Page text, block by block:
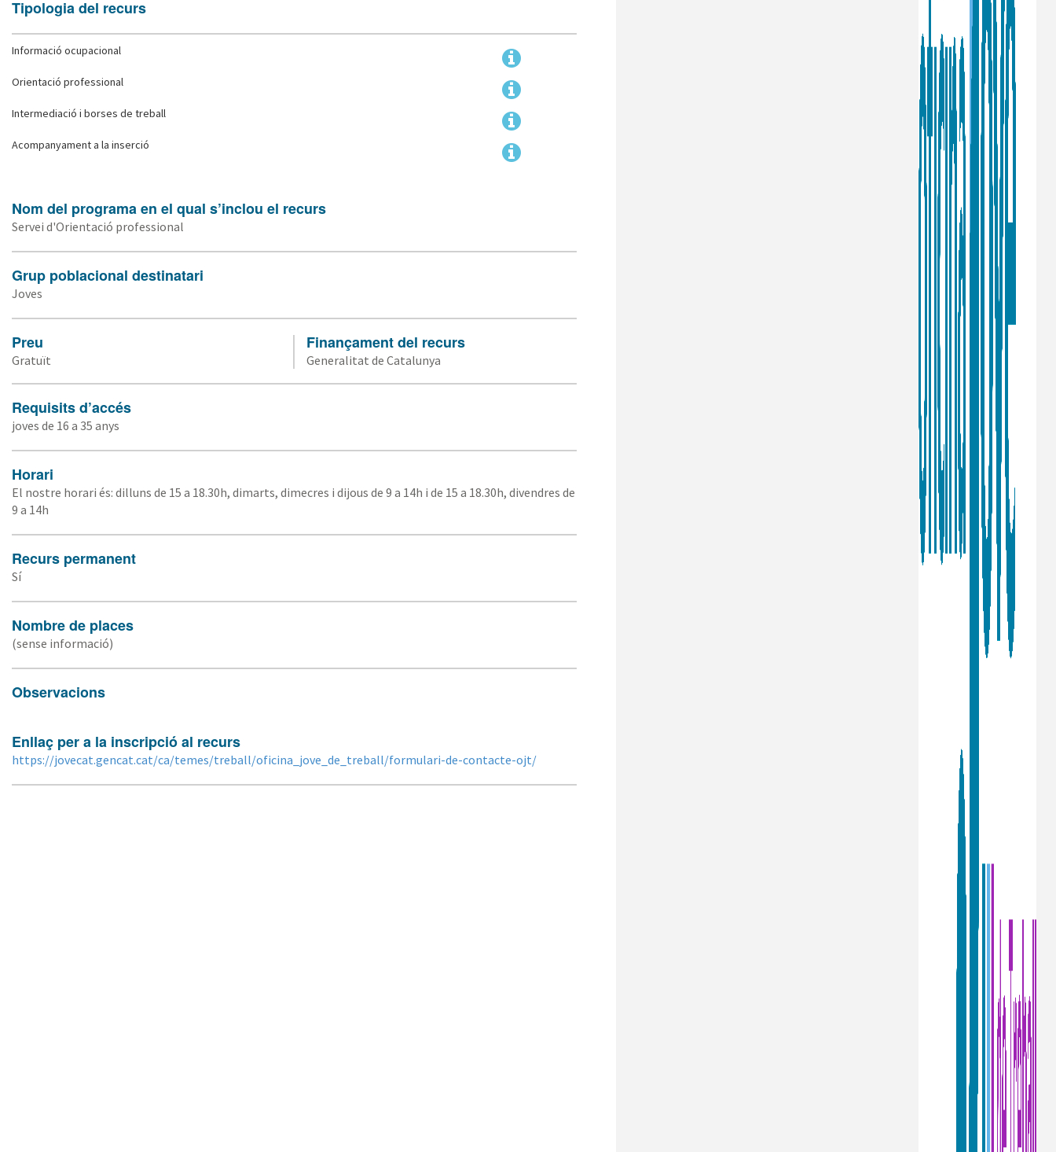
Tipologia del recurs
Informació ocupacional
Orientació professional
Intermediació i borses de treball
Acompanyament a la inserció
Nom del programa en el qual s’inclou el recurs
Servei d'Orientació professional
Grup poblacional destinatari
Joves
Preu
Gratuït
Finançament del recurs
Generalitat de Catalunya
Requisits d’accés
joves de 16 a 35 anys
Horari
El nostre horari és: dilluns de 15 a 18.30h, dimarts, dimecres i dijous de 9 a 14h i de 15 a 18.30h, divendres de
9 a 14h
Recurs permanent
Sí
Nombre de places
(sense informació)
Observacions
Enllaç per a la inscripció al recurs
https://jovecat.gencat.cat/ca/temes/treball/oficina_jove_de_treball/formulari-de-contacte-ojt/